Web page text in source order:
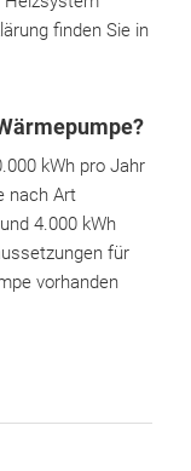
finden Sie in
kWh pro Jahr
nach Art
4.000 kWh
für
vorhanden